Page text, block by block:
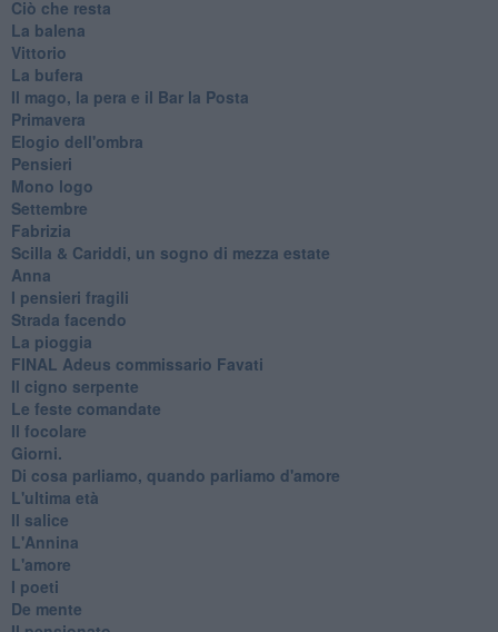
Ciò che resta
La balena
Vittorio
La bufera
Il mago, la pera e il Bar la Posta
Primavera
Elogio dell'ombra
Pensieri
Mono logo
Settembre
Fabrizia
​Scilla & Cariddi, un sogno di mezza estate
Anna
I pensieri fragili
Strada facendo
La pioggia
FINAL Adeus commissario Favati
Il cigno serpente
Le feste comandate
Il focolare
Giorni.
Di cosa parliamo, quando parliamo d'amore
L'ultima età
Il salice
L'Annina
L'amore
I poeti
De mente